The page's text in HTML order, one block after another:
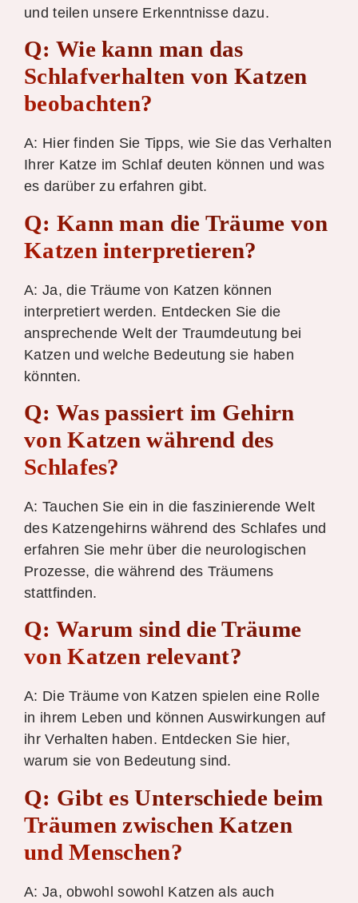
und teilen unsere Erkenntnisse dazu.
Q: Wie kann man das
Schlafverhalten von Katzen
beobachten?
A: Hier finden Sie Tipps, wie Sie das Verhalten
Ihrer Katze im Schlaf deuten können und was
es darüber zu erfahren gibt.
Q: Kann man die Träume von
Katzen interpretieren?
A: Ja, die Träume von Katzen können
interpretiert werden. Entdecken Sie die
ansprechende Welt der Traumdeutung bei
Katzen und welche Bedeutung sie haben
könnten.
Q: Was passiert im Gehirn
von Katzen während des
Schlafes?
A: Tauchen Sie ein in die faszinierende Welt
des Katzengehirns während des Schlafes und
erfahren Sie mehr über die neurologischen
Prozesse, die während des Träumens
stattfinden.
Q: Warum sind die Träume
von Katzen relevant?
A: Die Träume von Katzen spielen eine Rolle
in ihrem Leben und können Auswirkungen auf
ihr Verhalten haben. Entdecken Sie hier,
warum sie von Bedeutung sind.
Q: Gibt es Unterschiede beim
Träumen zwischen Katzen
und Menschen?
A: Ja, obwohl sowohl Katzen als auch